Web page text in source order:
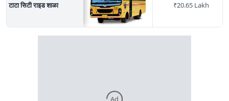
टाटा सिटी राइड शाळा ₹20.65 Lakh
Ad